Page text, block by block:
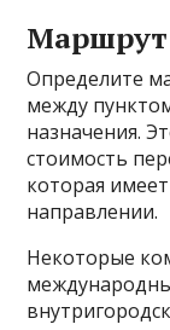
Маршрут
Определите
между
назначения.
стоимость
которая
направлении.
Некоторые